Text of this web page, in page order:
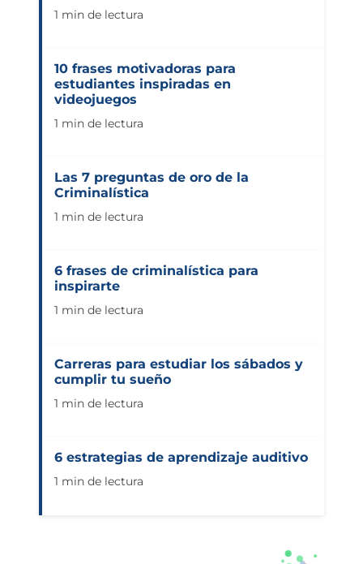
1 min de lectura
10 frases motivadoras para
estudiantes inspiradas en
videojuegos
1 min de lectura
Las 7 preguntas de oro de la
Criminalística
1 min de lectura
6 frases de criminalística para
inspirarte
1 min de lectura
Carreras para estudiar los sábados y
cumplir tu sueño
1 min de lectura
6 estrategias de aprendizaje auditivo
1 min de lectura